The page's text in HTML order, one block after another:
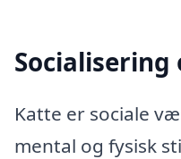
Katte er sociale
mental og fysisk